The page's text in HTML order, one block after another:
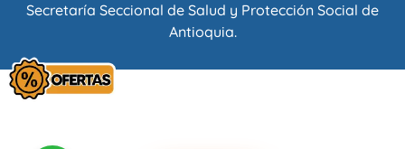
Secretaría Seccional de Salud y Protección Social de
Antioquia.